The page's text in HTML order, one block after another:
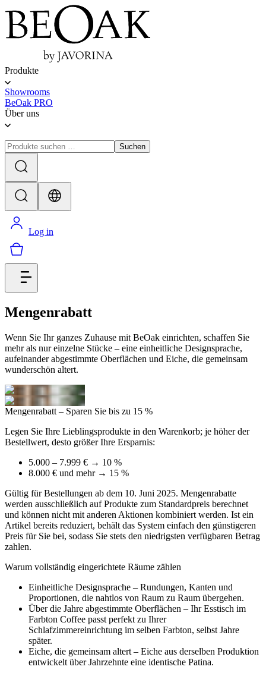
Produkte
Showrooms
BeOak PRO
Über uns
Suchen
Log in
Mengenrabatt
Wenn Sie Ihr ganzes Zuhause mit BeOak einrichten, schaffen Sie
mehr als nur einzelne Stücke – eine einheitliche Designsprache,
aufeinander abgestimmte Oberflächen und Eiche, die gemeinsam
wunderschön altert.
Mengenrabatt – Sparen Sie bis zu 15 %
Legen Sie Ihre Lieblingsprodukte in den Warenkorb; je höher der
Bestellwert, desto größer Ihre Ersparnis:
5.000 – 7.999 € → 10 %
8.000 € und mehr → 15 %
Gültig für Bestellungen ab dem 10. Juni 2025. Mengenrabatte
werden ausschließlich auf Produkte zum Standardpreis berechnet
und können nicht mit anderen Aktionen kombiniert werden. Ist ein
Artikel bereits reduziert, behält das System einfach den günstigeren
Preis für Sie bei, sodass Sie stets den niedrigsten verfügbaren Betrag
zahlen.
Warum vollständig eingerichtete Räume zählen
Einheitliche Designsprache – Rundungen, Kanten und
Proportionen, die nahtlos von Raum zu Raum übergehen.
Über die Jahre abgestimmte Oberflächen – Ihr Esstisch im
Farbton Coffee passt perfekt zu Ihrer
Schlafzimmereinrichtung im selben Farbton, selbst Jahre
später.
Eiche, die gemeinsam altert – Eiche aus derselben Produktion
entwickelt über Jahrzehnte eine identische Patina.